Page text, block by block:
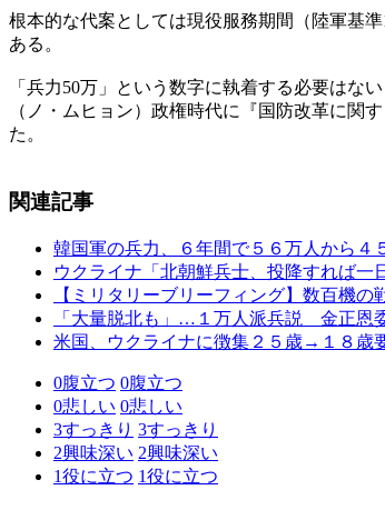
根本的な代案としては現役服務期間（陸軍基
ある。
「兵力50万」という数字に執着する必要は
（ノ・ムヒョン）政権時代に『国防改革に関
た。
関連記事
韓国軍の兵力、６年間で５６万人から
ウクライナ「北朝鮮兵士、投降すれば
【ミリタリーブリーフィング】数百機
「大量脱北も」…１万人派兵説 金正恩
米国、ウクライナに徴集２５歳→１８歳
0腹立つ 0腹立つ
0悲しい 0悲しい
3すっきり 3すっきり
2興味深い 2興味深い
1役に立つ 1役に立つ